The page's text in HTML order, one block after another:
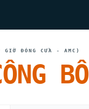
GIỜ ĐÓNG CỬA - AMC)
BỐ